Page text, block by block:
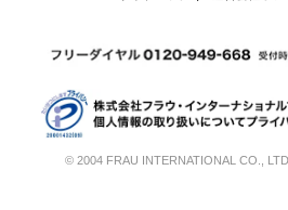
© 2004 FRAU INTERNATIONAL CO.,